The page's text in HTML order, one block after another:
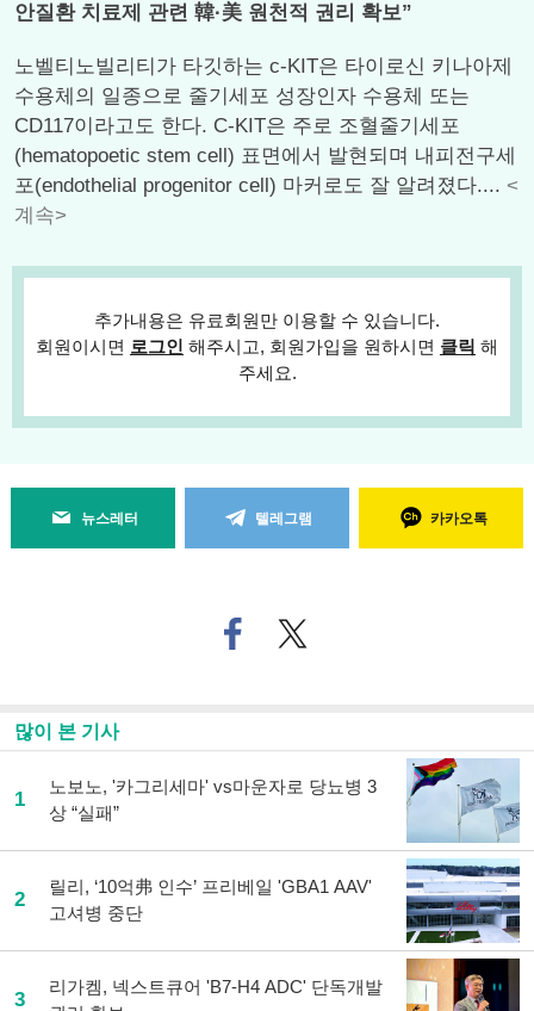
안질환 치료제 관련 韓·美 원천적 권리 확보”
노벨티노빌리티가 타깃하는 c-KIT은 타이로신 키나아제
수용체의 일종으로 줄기세포 성장인자 수용체 또는
CD117이라고도 한다. C-KIT은 주로 조혈줄기세포
(hematopoetic stem cell) 표면에서 발현되며 내피전구세
포(endothelial progenitor cell) 마커로도 잘 알려졌다.... <
계속>
추가내용은 유료회원만 이용할 수 있습니다.
회원이시면 로그인 해주시고, 회원가입을 원하시면 클릭 해
주세요.
뉴스레터 텔레그램 카카오톡
페
이
기
사
공
트위
터로
많이 본 기사
1
노보노, '카그리세마' vs마운자로 당뇨병 3
상 “실패”
2
릴리, ‘10억弗 인수’ 프리베일 'GBA1 AAV'
고셔병 중단
3
리가켐, 넥스트큐어 'B7-H4 ADC' 단독개발